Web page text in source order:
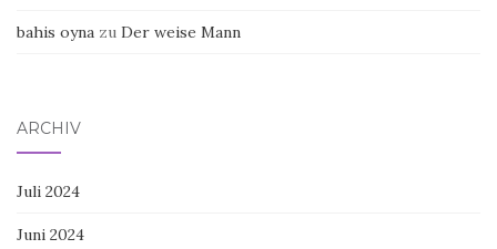
bahis oyna zu Der weise Mann
ARCHIV
Juli 2024
Juni 2024